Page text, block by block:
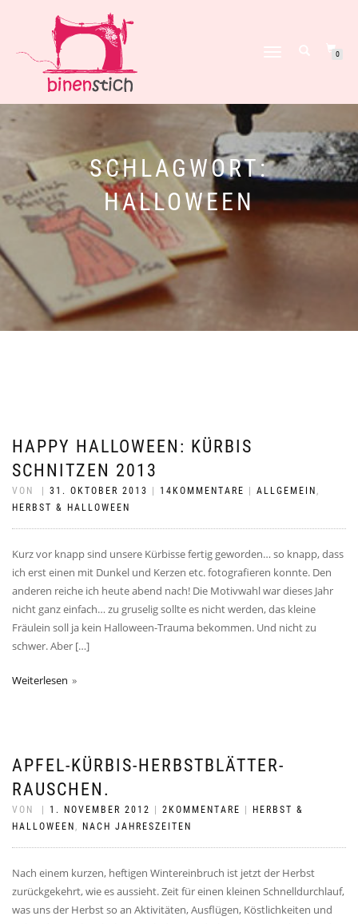
0
SCHLAGWORT:
HALLOWEEN
HAPPY HALLOWEEN: KÜRBIS
SCHNITZEN 2013
VON 31. OKTOBER 2013 14KOMMENTARE ALLGEMEIN ,
HERBST & HALLOWEEN
Kurz vor knapp sind unsere Kürbisse fertig geworden… so knapp, dass
ich erst einen mit Dunkel und Kerzen etc. fotografieren konnte. Den
anderen reiche ich heute abend nach! Die Motivwahl war dieses Jahr
nicht ganz einfach… zu gruselig sollte es nicht werden, das kleine
Fräulein soll ja kein Halloween-Trauma bekommen. Und nicht zu
schwer. Aber […]
Weiterlesen
APFEL-KÜRBIS-HERBSTBLÄTTER-
RAUSCHEN.
VON 1. NOVEMBER 2012 2KOMMENTARE
HERBST &
HALLOWEEN , NACH JAHRESZEITEN
Nach einem kurzen, heftigen Wintereinbruch ist jetzt der Herbst
zurückgekehrt, wie es aussieht. Zeit für einen kleinen Schnelldurchlauf,
was uns der Herbst so an Aktivitäten, Ausflügen, Köstlichkeiten und